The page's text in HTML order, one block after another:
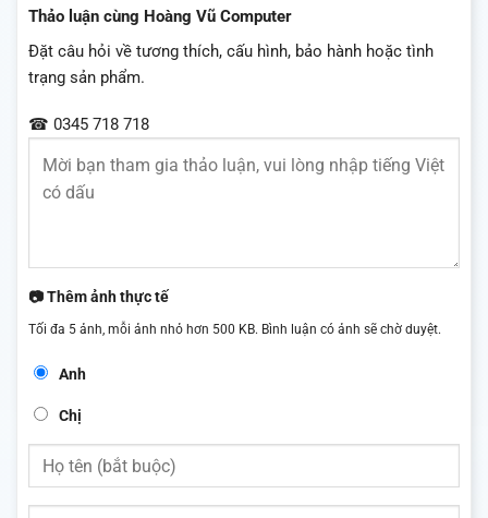
Thảo luận cùng Hoàng Vũ Computer
Đặt câu hỏi về tương thích, cấu hình, bảo hành hoặc tình
trạng sản phẩm.
☎ 0345 718 718
📷 Thêm ảnh thực tế
Tối đa 5 ảnh, mỗi ảnh nhỏ hơn 500 KB. Bình luận có ảnh sẽ chờ duyệt.
Anh
Chị